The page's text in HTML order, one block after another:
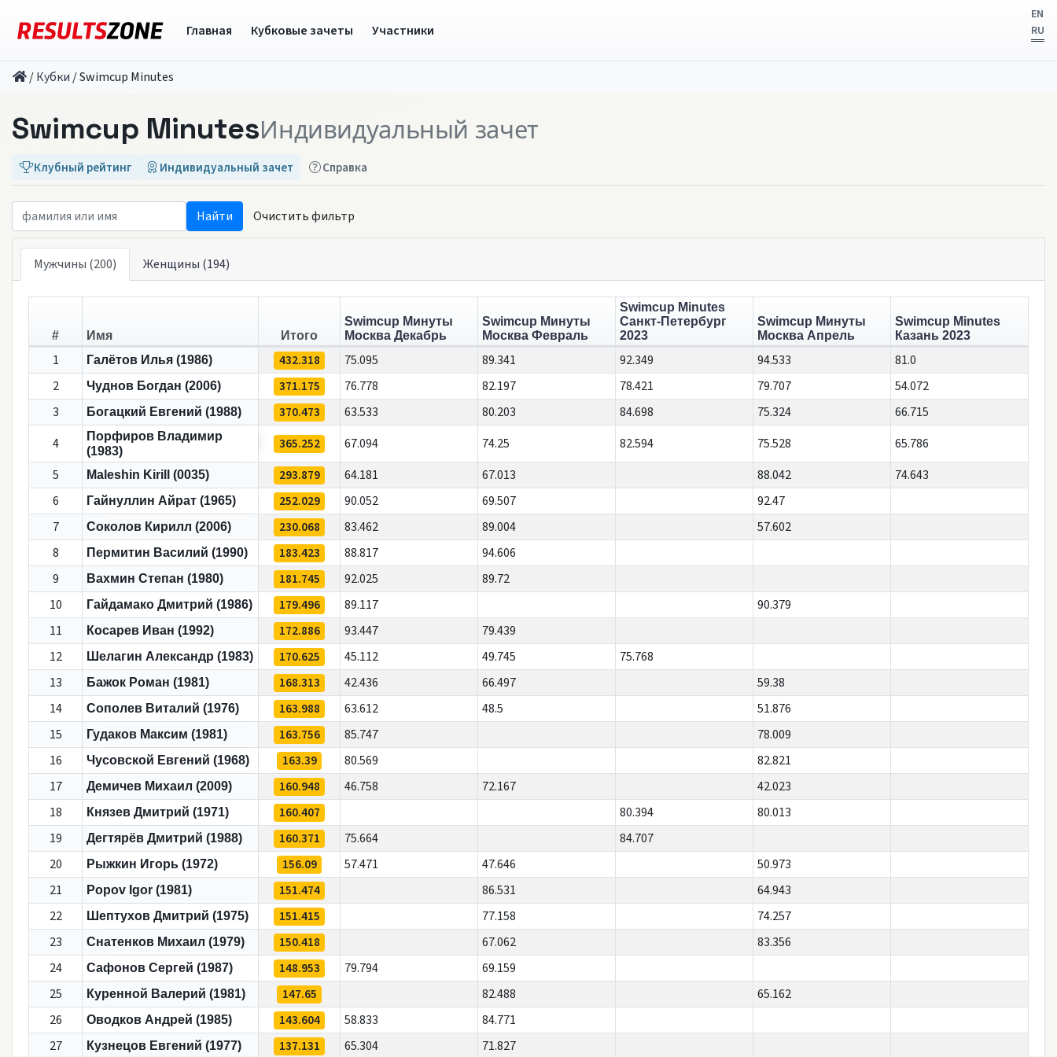
Главная Кубковые зачеты Участники
EN
RU
/Кубки /Swimcup Minutes
Swimcup MinutesИндивидуальный зачет
Клубный рейтинг Индивидуальный зачет Справка
Очистить фильтр
Мужчины (200) Женщины (194)
# Имя Итого
Swimcup Минуты
Москва Декабрь
Swimcup Минуты
Москва Февраль
Swimcup Minutes
Санкт-Петербург
2023
Swimcup Минуты
Москва Апрель
Swimcup Minutes
Казань 2023
1 Галётов Илья (1986) 432.318 75.095 89.341 92.349 94.533
81.0
2
Чуднов Богдан (2006) 371.175 76.778 82.197 78.421 79.707
54.072
3
Богацкий Евгений (1988) 370.473 63.533 80.203 84.698 75.324
66.715
4
Порфиров Владимир
(1983)
365.252 67.094 74.25 82.594 75.528
65.786
5
Maleshin Kirill (0035) 293.879 64.181 67.013 88.042
74.643
6
Гайнуллин Айрат (1965) 252.029 90.052 69.507
92.47
7
Соколов Кирилл (2006) 230.068 83.462 89.004
57.602
8
Пермитин Василий (1990) 183.423 88.817
94.606
9
Вахмин Степан (1980) 181.745 92.025
89.72
10
Гайдамако Дмитрий (1986) 179.496 89.117
90.379
11
Косарев Иван (1992) 172.886 93.447
79.439
12
Шелагин Александр (1983) 170.625 45.112 49.745
75.768
13
Бажок Роман (1981) 168.313 42.436 66.497
59.38
14
Сополев Виталий (1976) 163.988 63.612 48.5
51.876
15
Гудаков Максим (1981) 163.756 85.747
78.009
16
Чусовской Евгений (1968) 163.39 80.569
82.821
17
Демичев Михаил (2009) 160.948 46.758 72.167
42.023
18
Князев Дмитрий (1971) 160.407 80.394
80.013
19
Дегтярёв Дмитрий (1988) 160.371 75.664
84.707
20
Рыжкин Игорь (1972) 156.09 57.471 47.646
50.973
21
Popov Igor (1981) 151.474 86.531
64.943
22
Шептухов Дмитрий (1975) 151.415 77.158
74.257
23
Снатенков Михаил (1979) 150.418 67.062
83.356
24
Сафонов Сергей (1987) 148.953 79.794
69.159
25
Куренной Валерий (1981) 147.65 82.488
65.162
26
Оводков Андрей (1985) 143.604 58.833
84.771
27
Кузнецов Евгений (1977) 137.131 65.304 71.827